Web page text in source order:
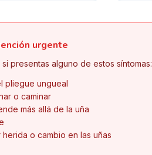
urgente
presentas alguno de estos síntomas:
pliegue ungueal
o caminar
más allá de la uña
o cambio en las uñas